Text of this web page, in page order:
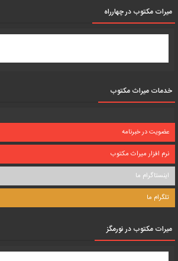
میرات مکتوب در چهارراه
خدمات میراث مکتوب
عضویت در خبرنامه
نرم افزار میراث مکتوب
اینستاگرام ما
تلگرام ما
میرات مکتوب در نورمگز